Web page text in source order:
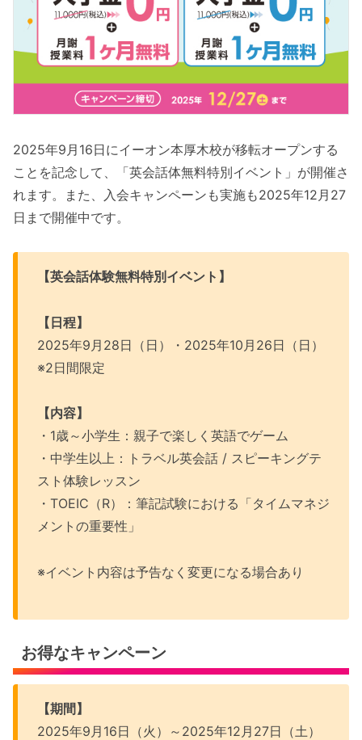
2025年9月16日にイーオン本厚木校が移転オープンする
ことを記念して、「英会話体無料特別イベント」が開催さ
れます。また、入会キャンペーンも実施も2025年12月27
日まで開催中です。
【英会話体験無料特別イベント】
【日程】
2025年9月28日（日）・2025年10月26日（日）
※2日間限定
【内容】
・1歳～小学生：親子で楽しく英語でゲーム
・中学生以上：トラベル英会話 / スピーキングテ
スト体験レッスン
・TOEIC（R）：筆記試験における「タイムマネジ
メントの重要性」
※イベント内容は予告なく変更になる場合あり
お得なキャンペーン
【期間】
2025年9月16日（火）～2025年12月27日（土）